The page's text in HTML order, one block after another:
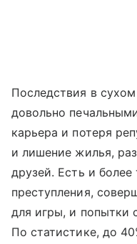
Последствия в
довольно
карьера и потеря
и лишение жилья,
друзей. Есть и
преступления,
для игры, и попытки
По статистике, до